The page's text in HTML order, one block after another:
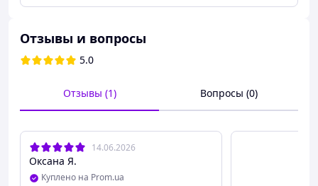
Отзывы и вопросы
5.0
Отзывы (1) Вопросы (0)
14.06.2026
Оксана Я.
Куплено на Prom.ua